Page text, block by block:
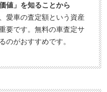
値」を知ることから
愛車の査定額という資産
要です。無料の車査定サ
のがおすすめです。